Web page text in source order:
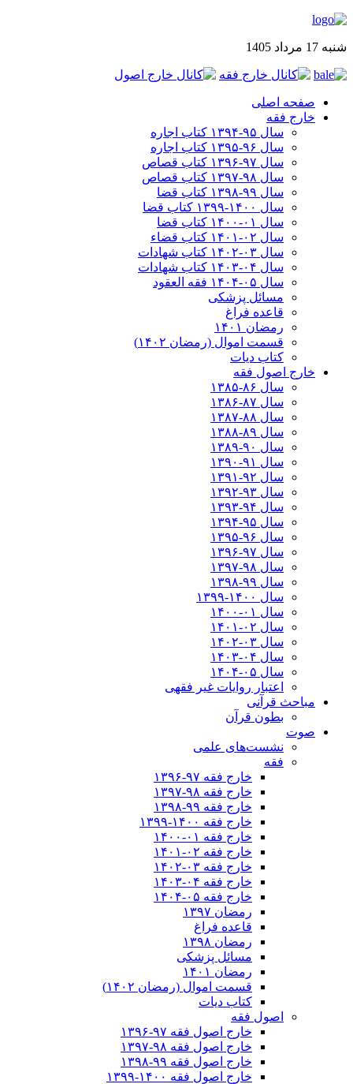
شنبه 17 مرداد 1405
صفحه اصلی
خارج فقه
سال ۹۵-۱۳۹۴ کتاب اجاره
سال ۹۶-۱۳۹۵ کتاب اجاره
سال ۹۷-۱۳۹۶ کتاب قصاص
سال ۹۸-۱۳۹۷ کتاب قصاص
سال ۹۹-۱۳۹۸‍ کتاب قضا
سال ۱۴۰۰-۱۳۹۹ کتاب قضا
سال ۰۱-۱۴۰۰ کتاب قضا
سال ۰۲-۱۴۰۱ کتاب قضاء
سال ۰۳-۱۴۰۲ کتاب شهادات
سال ۰۴-۱۴۰۳ کتاب شهادات
سال ۰۵-۱۴۰۴ فقه العقود
مسائل پزشکی
قاعده فراغ
رمضان ۱۴۰۱
قسمت اموال (رمضان ۱۴۰۲)
کتاب دیات
خارج اصول فقه
سال ۸۶-۱۳۸۵
سال ۸۷-۱۳۸۶
سال ۸۸-۱۳۸۷
سال ۸۹-۱۳۸۸
سال ۹۰-۱۳۸۹
سال ۹۱-۱۳۹۰
سال ۹۲-۱۳۹۱
سال ۹۳-۱۳۹۲
سال ۹۴-۱۳۹۳
سال ۹۵-۱۳۹۴
سال ۹۶-۱۳۹۵
سال ۹۷-۱۳۹۶
سال ۹۸-۱۳۹۷
سال ۹۹-۱۳۹۸‍
سال ۱۴۰۰-۱۳۹۹
سال ۰۱-۱۴۰۰
سال ۰۲-۱۴۰۱
سال ۰۳-۱۴۰۲
سال ۰۴-۱۴۰۳
سال ۰۵-۱۴۰۴
اعتبار روایات غیر فقهی
مباحث قرآنی
بطون قرآن
صوت
نشست‌های علمی
فقه
خارج فقه ۹۷-۱۳۹۶
خارج فقه ۹۸-۱۳۹۷
خارج فقه ۹۹-۱۳۹۸
خارج فقه ۱۴۰۰-۱۳۹۹
خارج فقه ۰۱-۱۴۰۰
خارج فقه ۰۲-۱۴۰۱
خارج فقه ۰۳-۱۴۰۲
خارج فقه ۰۴-۱۴۰۳
خارج فقه ۰۵-۱۴۰۴
رمضان ۱۳۹۷
قاعده فراغ
رمضان ۱۳۹۸
مسائل پزشکی
رمضان ۱۴۰۱
قسمت اموال (رمضان ۱۴۰۲)
کتاب دیات
اصول فقه
خارج اصول فقه ۹۷-۱۳۹۶
خارج اصول فقه ۹۸-۱۳۹۷
خارج اصول فقه ۹۹-۱۳۹۸
خارج اصول فقه ۱۴۰۰-۱۳۹۹